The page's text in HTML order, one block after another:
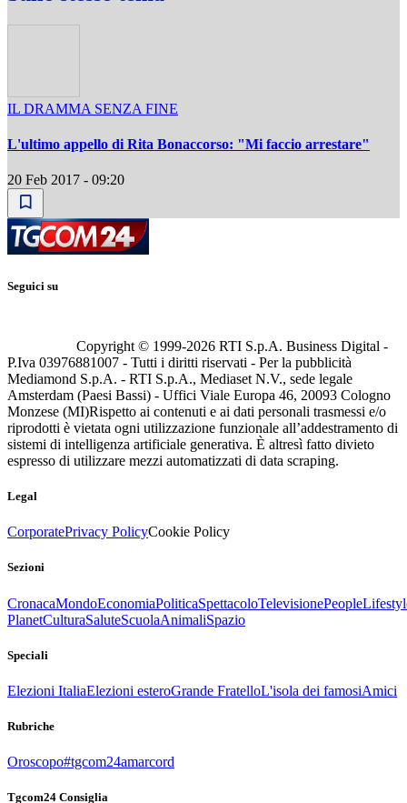
IL DRAMMA SENZA FINE
L'ultimo appello di Rita Bonaccorso: "Mi faccio arrestare"
20 Feb 2017 - 09:20
Seguici su
Copyright © 1999-2026 RTI S.p.A. Business Digital -
P.Iva 03976881007 - Tutti i diritti riservati - Per la pubblicità
Mediamond S.p.A. - RTI S.p.A., Mediaset N.V., sede legale
Amsterdam (Paesi Bassi) - Uffici Viale Europa 46, 20093 Cologno
Monzese (MI)Rispetto ai contenuti e ai dati personali trasmessi e/o
riprodotti è vietata ogni utilizzazione funzionale all’addestramento di
sistemi di intelligenza artificiale generativa. È altresì fatto divieto
espresso di utilizzare mezzi automatizzati di data scraping.
Legal
CorporatePrivacy PolicyCookie Policy
Sezioni
CronacaMondoEconomiaPoliticaSpettacoloTelevisionePeople
PlanetCulturaSaluteScuolaAnimaliSpazio
Speciali
Elezioni ItaliaElezioni esteroGrande FratelloL'isola dei famosiAmici
Rubriche
Oroscopo#tgcom24amarcord
Tgcom24 Consiglia